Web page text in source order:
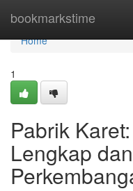
bookmarkstime
Home
Home
1
Pabrik
Lengkap dan